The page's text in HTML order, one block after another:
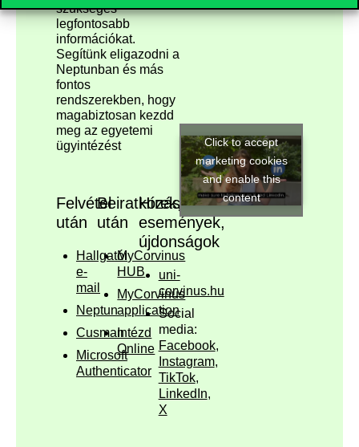
szükséges
legfontosabb
információkat.
Segítünk eligazodni a
Neptunban és más
fontos
rendszerekben, hogy
magabiztosan kezdd
meg az egyetemi
ügyintézést
Felvétel
után
Hallgatói
e-
mail
Neptun
Cusman
Microsoft
Authenticator
Beiratkozás
után
MyCorvinus
HUB
MyCorvinus
application
Intézd
Online
Hírek,
események,
újdonságok
uni-
corvinus.hu
Social
media:
Facebook,
Instagram,
TikTok,
LinkedIn,
X
Click to accept
marketing cookies
and enable this
content